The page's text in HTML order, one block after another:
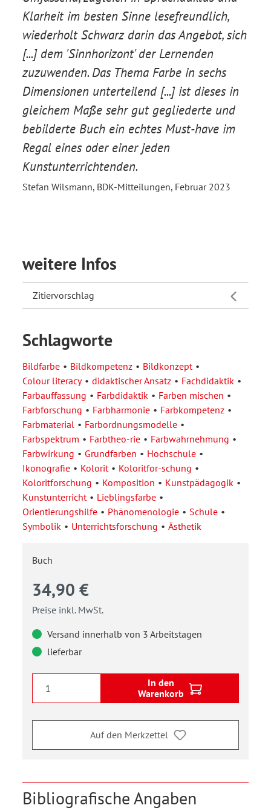
Klarheit im besten Sinne lesefreundlich,
wiederholt Schwarz darin das Angebot, sich
[...] dem 'Sinnhorizont' der Lernenden
zuzuwenden. Das Thema Farbe in sechs
Dimensionen unterteilend [...] ist dieses in
gleichem Maße sehr gut gegliederte und
bebilderte Buch ein echtes Must-have im
Regal eines oder einer jeden
Kunstunterrichtenden.
Stefan Wilsmann, BDK-Mitteilungen, Februar 2023
weitere Infos
Zitiervorschlag
Schlagworte
Bildfarbe Bildkompetenz
Bildkonzept
Colour literacy
didaktischer Ansatz
Fachdidaktik
Farbauffassung
Farbdidaktik
Farben mischen
Farbforschung
Farbharmonie
Farbkompetenz
Farbmaterial
Farbordnungsmodelle
Farbspektrum
Farbtheo-rie
Farbwahrnehmung
Farbwirkung
Grundfarben
Hochschule
Ikonografie
Kolorit
Koloritfor-schung
Koloritforschung
Komposition
Kunstpädagogik
Kunstunterricht
Lieblingsfarbe
Orientierungshilfe
Phänomenologie
Schule
Symbolik
Unterrichtsforschung Ästhetik
Buch
34,90 €
Preise inkl. MwSt.
Versand innerhalb von 3 Arbeitstagen
lieferbar
In den
Warenkorb
Auf den Merkzettel
Bibliografische Angaben